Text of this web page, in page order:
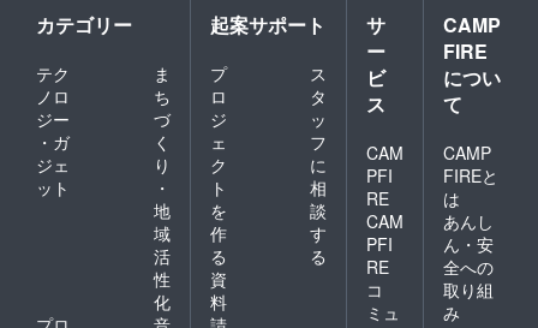
カテゴリー
テク
ノロ
ジー
・ガ
ジェ
ット
ま
ち
づ
く
り
・
地
域
活
性
化
起案サポート
プ
ロ
ジ
ェ
ク
ト
を
作
る
ス
タ
ッ
フ
に
相
談
す
る
資
料
サ
ー
ビ
ス
CAM
PFI
RE
CAM
PFI
RE
コ
ミュ
CAMP
FIRE
につい
て
CAMP
FIREと
は
あんし
ん・安
全への
取り組
み